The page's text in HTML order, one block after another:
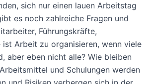
sich nur einen lauen Arbeitstag
es noch zahlreiche Fragen und
Führungskräfte,
ist Arbeit zu organisieren, wenn viele
aber eben nicht alle? Wie bleiben
und Schulungen werden